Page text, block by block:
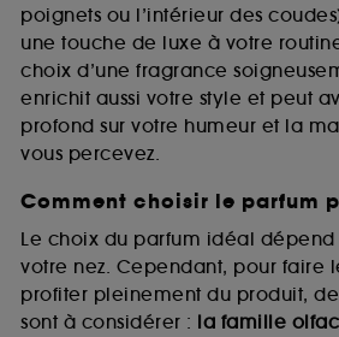
poignets ou l’intérieur des
une touche de luxe à votre
choix d’une fragrance
enrichit aussi votre style et peut
profond sur votre humeur et la
vous percevez.
Comment choisir le parfum
Le choix du parfum idéal
votre nez. Cependant, pour faire
profiter pleinement du produit,
sont à considérer : la famille
cookies d’authentification qui
vous faire bénéficier de
prolongée vous permettant
compte lors de votre prochaine
sans saisir à nouveau votre
passe.
A l'exception des cookies
lecture de ces traceurs requiert
pouvez personnaliser vos choix
de ces cookies grâce au bouton
choix" ci-dessous ou décider de
Sephora pourra associer les